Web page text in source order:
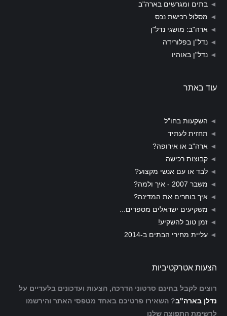
◄ בתים ומגרשים בארה"ב
◄ מסלול רכישת נכס
◄ ארה"ב: מושגי נדל"ן
◄ נדל"ן בפלורידה
◄ נדל"ן באוהיו
עוד באתר
◄ השקעות בחו"ל
◄ תחזית לעתיד
◄ ארה"ב או אירופה?
◄ קבוצות רכישה
◄ לבד או עם אנשי מקצוע?
◄ משבר 2007 - איך ולמה?
◄ איך בוחרים את המדינה?
◄ משקיעים ישראלים מספרים...
◄ זמן טוב להשקיע!
◄ עליית מחירי הבתים ב-2014
הצעות אטרקטיביות
רוצים לקבל בחינם סרטוני הדרכה, הצעות ועדכונים בלעדיים על
נדלן בארה"ב? השאירו פרטיכם באחד מטפסי האתר והירשמו
לרשימת התפוצה שלנו